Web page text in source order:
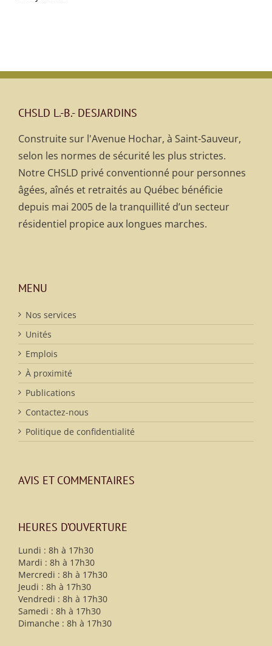
CHSLD L.-B.- DESJARDINS
Construite sur l'Avenue Hochar, à Saint-Sauveur,
selon les normes de sécurité les plus strictes.
Notre CHSLD privé conventionné pour personnes
âgées, aînés et retraités au Québec bénéficie
depuis mai 2005 de la tranquillité d’un secteur
résidentiel propice aux longues marches.
MENU
Nos services
Unités
Emplois
À proximité
Publications
Contactez-nous
Politique de confidentialité
AVIS ET COMMENTAIRES
HEURES D’OUVERTURE
Lundi : 8h à 17h30
Mardi : 8h à 17h30
Mercredi : 8h à 17h30
Jeudi : 8h à 17h30
Vendredi : 8h à 17h30
Samedi : 8h à 17h30
Dimanche : 8h à 17h30